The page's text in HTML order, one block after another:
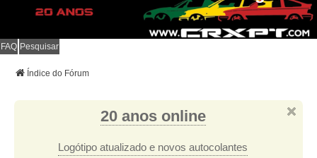
FAQ Pesquisar
Índice do Fórum
20 anos online
Logótipo atualizado e novos autocolantes